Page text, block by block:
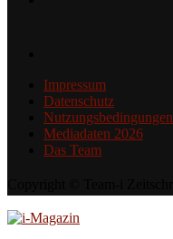
Impressum
Datenschutz
Nutzungsbedingungen
Mediadaten 2026
Das Team